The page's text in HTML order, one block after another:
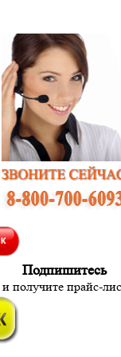
Подпишитесь
и получите прайс-